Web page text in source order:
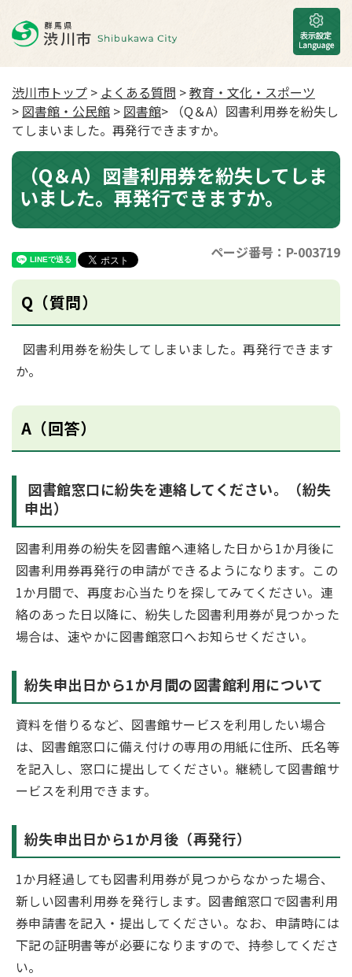
渋川市トップ > よくある質問 >教育・文化・スポーツ
> 図書館・公民館 > 図書館> （Q＆A）図書利用券を紛失し
てしまいました。再発行できますか。
（Q＆A）図書利用券を紛失してしま
いました。再発行できますか。
ページ番号：P-003719
Q（質問）
図書利用券を紛失してしまいました。再発行できます
か。
A（回答）
図書館窓口に紛失を連絡してください。（紛失
申出）
図書利用券の紛失を図書館へ連絡した日から1か月後に
図書利用券再発行の申請ができるようになります。この
1か月間で、再度お心当たりを探してみてください。連
絡のあった日以降に、紛失した図書利用券が見つかった
場合は、速やかに図書館窓口へお知らせください。
紛失申出日から1か月間の図書館利用について
資料を借りるなど、図書館サービスを利用したい場合
は、図書館窓口に備え付けの専用の用紙に住所、氏名等
を記入し、窓口に提出してください。継続して図書館サ
ービスを利用できます。
紛失申出日から1か月後（再発行）
1か月経過しても図書利用券が見つからなかった場合、
新しい図書利用券を発行します。図書館窓口で図書利用
券申請書を記入・提出してください。なお、申請時には
下記の証明書等が必要になりますので、持参してくださ
い。